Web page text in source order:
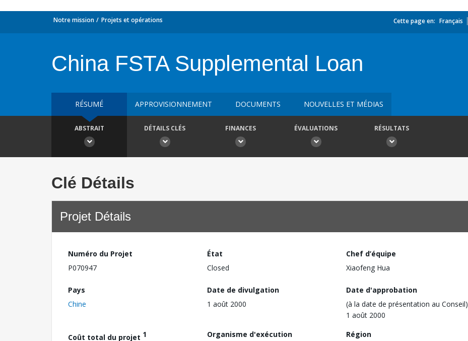
Notre mission Projets et opérations Cette page en: Français
China FSTA Supplemental Loan
RÉSUMÉ APPROVISIONNEMENT DOCUMENTS NOUVELLES ET MÉDIAS
ABSTRAIT DÉTAILS CLÉS FINANCES ÉVALUATIONS RÉSULTATS
Clé Détails
Projet Détails
Numéro du Projet
P070947
État
Closed
Chef d’équipe
Xiaofeng Hua
Pays
Chine
Date de divulgation
1 août 2000
Date d'approbation
(à la date de présentation au Conseil)
1 août 2000
Coût total du projet 1
Organisme d'exécution
Région